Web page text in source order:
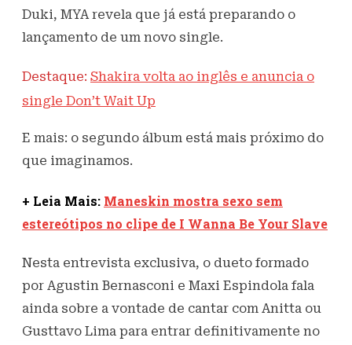
Duki, MYA revela que já está preparando o
lançamento de um novo single.
Destaque: Shakira volta ao inglês e anuncia o
single Don’t Wait Up
E mais: o segundo álbum está mais próximo do
que imaginamos.
+ Leia Mais: Maneskin mostra sexo sem
estereótipos no clipe de I Wanna Be Your Slave
Nesta entrevista exclusiva, o dueto formado
por Agustin Bernasconi e Maxi Espindola fala
ainda sobre a vontade de cantar com Anitta ou
Gusttavo Lima para entrar definitivamente no